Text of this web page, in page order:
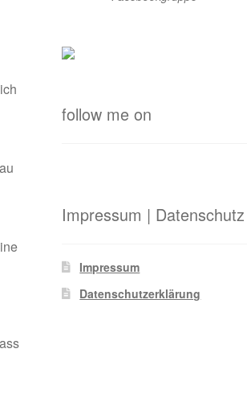
follow me on
Impressum | Datenschutz
Impressum
Datenschutzerklärung